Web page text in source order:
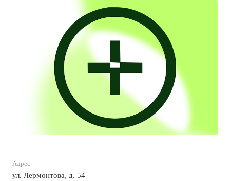
Адрес
ул. Лермонтова, д. 54